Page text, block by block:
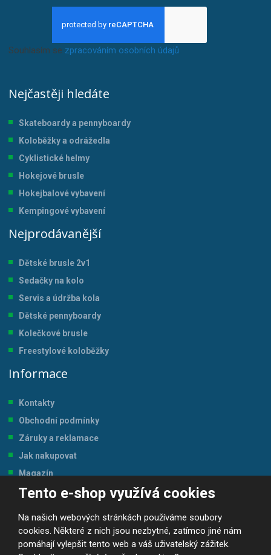
Tento e-shop využívá cookies
Na našich webových stránkách používáme soubory
cookies. Některé z nich jsou nezbytné, zatímco jiné nám
pomáhají vylepšit tento web a váš uživatelský zážitek.
Souhlasím se zpracováním osobních údajů
Nejčastěji hledáte
Skateboardy a pennyboardy
Koloběžky a odrážedla
Cyklistické helmy
Hokejové brusle
Hokejbalové vybavení
Kempingové vybavení
Nejprodávanější
Dětské brusle 2v1
Sedačky na kolo
Servis a údržba kola
Dětské pennyboardy
Kolečkové brusle
Freestylové koloběžky
Informace
Kontakty
Obchodní podmínky
Záruky a reklamace
Jak nakupovat
Magazín
Tabulka velikostí